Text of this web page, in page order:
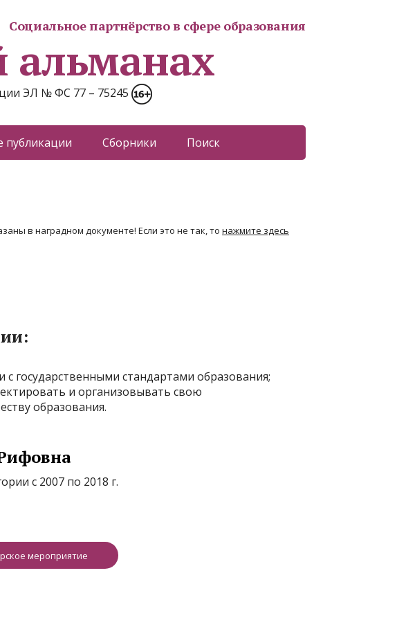
Социальное партнёрство в сфере образования
альманах
ЭЛ № ФС 77 – 75245
публикации Сборники Поиск
в наградном документе! Если это не так, то нажмите здесь
государственными стандартами образования;
и организовывать свою
образования.
с 2007 по 2018 г.
мероприятие